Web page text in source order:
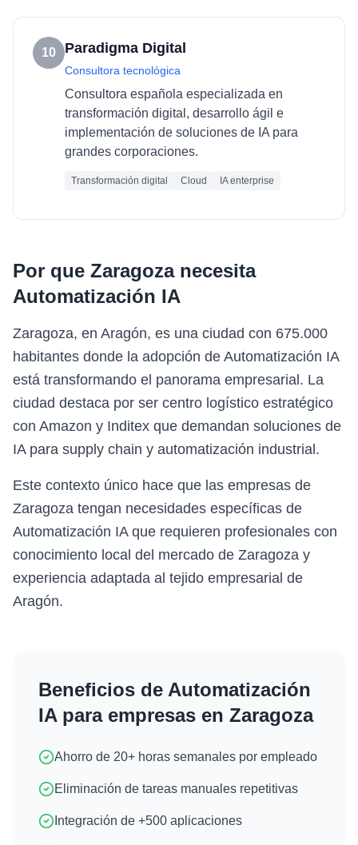
10 Paradigma Digital
Consultora tecnológica
Consultora española especializada en
transformación digital, desarrollo ágil e
implementación de soluciones de IA para
grandes corporaciones.
Transformación digital Cloud IA enterprise
Por que Zaragozanecesita
Automatización IA
Zaragoza, en Aragón, es una ciudad con 675.000
habitantes donde la adopción de Automatización IA
está transformando el panorama empresarial. La
ciudad destaca por ser centro logístico estratégico
con Amazon y Inditex que demandan soluciones de
IA para supply chain y automatización industrial.
Este contexto único hace que las empresas de
Zaragoza tengan necesidades específicas de
Automatización IA que requieren profesionales con
conocimiento local del mercado de Zaragoza y
experiencia adaptada al tejido empresarial de
Aragón.
Beneficios de Automatización
IApara empresas en Zaragoza
Ahorro de 20+ horas semanales por empleado
Eliminación de tareas manuales repetitivas
Integración de +500 aplicaciones